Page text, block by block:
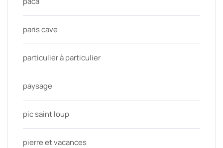
paris cave
particulier à particulier
paysage
pic saint loup
pierre et vacances